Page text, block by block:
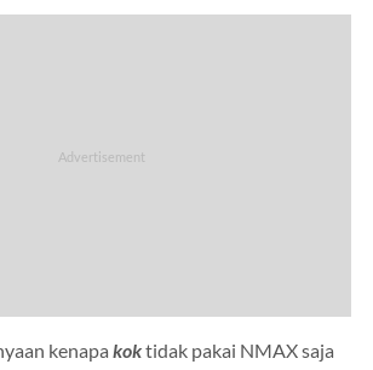
kenapa koktidak pakai NMAX saja